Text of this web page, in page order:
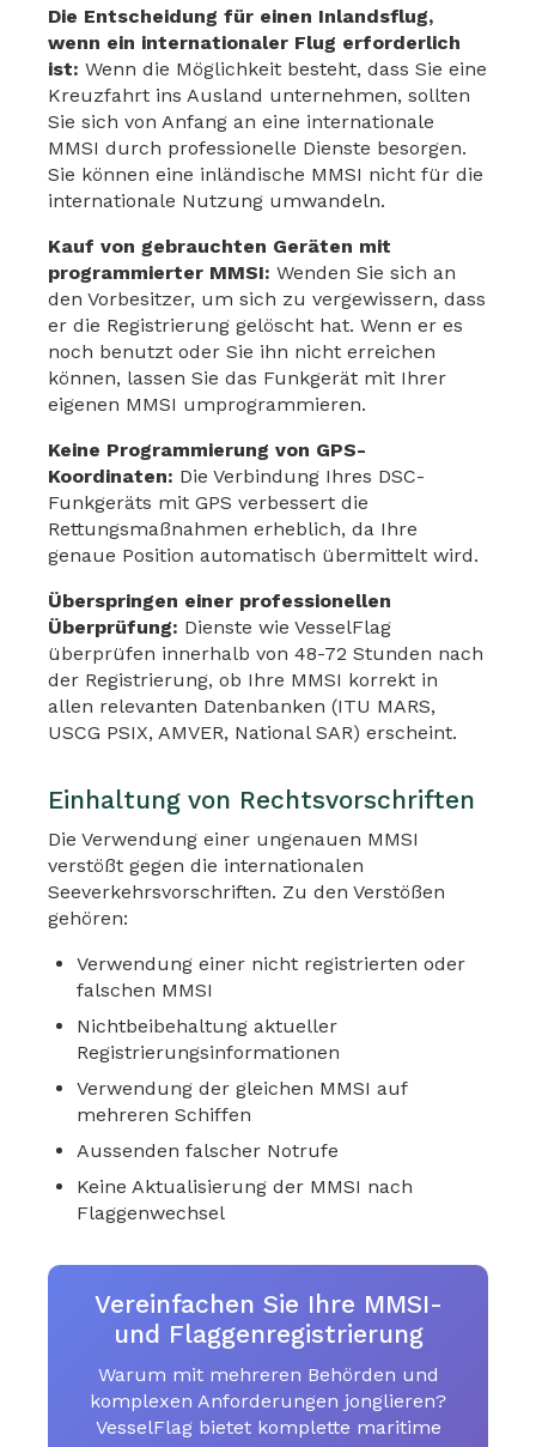
Die Entscheidung für einen Inlandsflug,
wenn ein internationaler Flug erforderlich
ist: Wenn die Möglichkeit besteht, dass Sie eine
Kreuzfahrt ins Ausland unternehmen, sollten
Sie sich von Anfang an eine internationale
MMSI durch professionelle Dienste besorgen.
Sie können eine inländische MMSI nicht für die
internationale Nutzung umwandeln.
Kauf von gebrauchten Geräten mit
programmierter MMSI: Wenden Sie sich an
den Vorbesitzer, um sich zu vergewissern, dass
er die Registrierung gelöscht hat. Wenn er es
noch benutzt oder Sie ihn nicht erreichen
können, lassen Sie das Funkgerät mit Ihrer
eigenen MMSI umprogrammieren.
Keine Programmierung von GPS-
Koordinaten: Die Verbindung Ihres DSC-
Funkgeräts mit GPS verbessert die
Rettungsmaßnahmen erheblich, da Ihre
genaue Position automatisch übermittelt wird.
Überspringen einer professionellen
Überprüfung: Dienste wie VesselFlag
überprüfen innerhalb von 48-72 Stunden nach
der Registrierung, ob Ihre MMSI korrekt in
allen relevanten Datenbanken (ITU MARS,
USCG PSIX, AMVER, National SAR) erscheint.
Einhaltung von Rechtsvorschriften
Die Verwendung einer ungenauen MMSI
verstößt gegen die internationalen
Seeverkehrsvorschriften. Zu den Verstößen
gehören:
Verwendung einer nicht registrierten oder
falschen MMSI
Nichtbeibehaltung aktueller
Registrierungsinformationen
Verwendung der gleichen MMSI auf
mehreren Schiffen
Aussenden falscher Notrufe
Keine Aktualisierung der MMSI nach
Flaggenwechsel
Vereinfachen Sie Ihre MMSI-
und Flaggenregistrierung
Warum mit mehreren Behörden und
komplexen Anforderungen jonglieren?
VesselFlag bietet komplette maritime